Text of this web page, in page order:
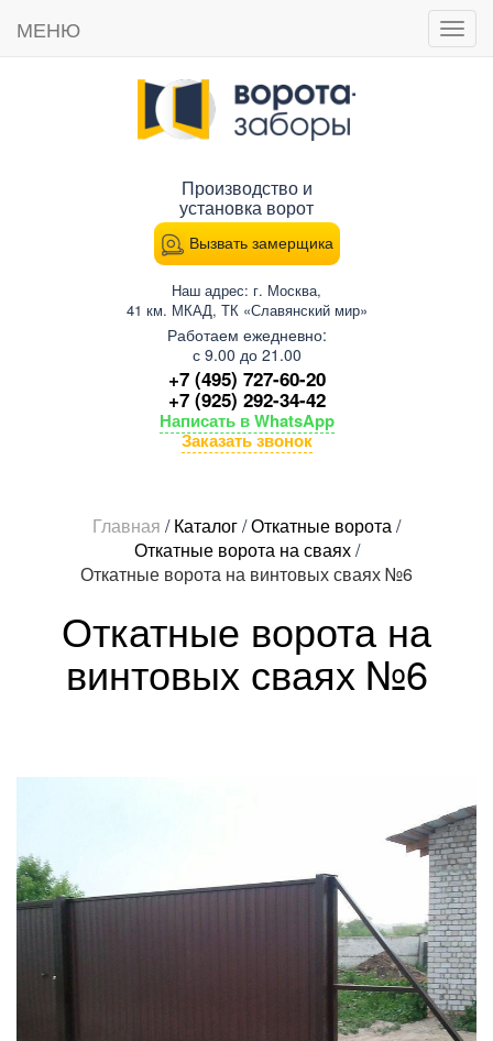
Производство и
установка ворот
Вызвать замерщика
Наш адрес: г. Москва,
41 км. МКАД, ТК «Славянский мир»
Работаем ежедневно:
с 9.00 до 21.00
+7 (495) 727-60-20
+7 (925) 292-34-42
Написать в WhatsApp
Заказать звонок
МЕНЮ
Главная /Каталог/Откатные ворота/
Откатные ворота на сваях/
Откатные ворота на винтовых сваях №6
Откатные ворота на
винтовых сваях №6